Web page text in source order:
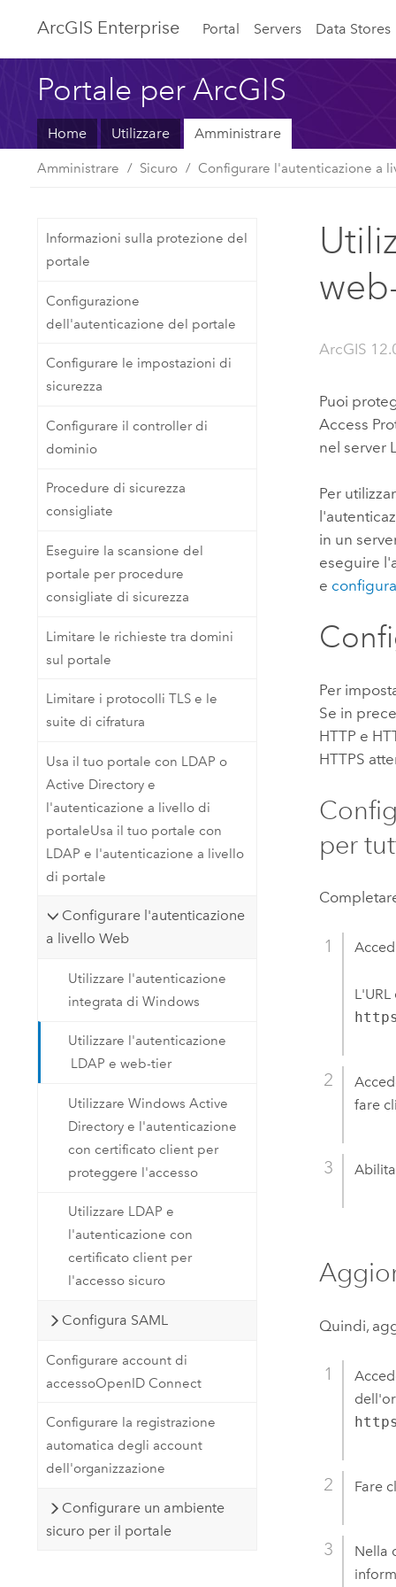
ArcGIS Enterprise Portal Servers Data Stores
Portale per ArcGIS
Home Utilizzare Amministrare
Amministrare Sicuro Configurare l'autenticazione a
Informazioni sulla protezione del
portale
Configurazione
dell'autenticazione del portale
Configurare le impostazioni di
sicurezza
Configurare il controller di
dominio
Procedure di sicurezza
consigliate
Eseguire la scansione del
portale per procedure
consigliate di sicurezza
Limitare le richieste tra domini
sul portale
Limitare i protocolli TLS e le
suite di cifratura
Usa il tuo portale con LDAP o
Active Directory e
l'autenticazione a livello di
portaleUsa il tuo portale con
LDAP e l'autenticazione a livello
di portale
Configurare l'autenticazione
a livello Web
Utilizzare l'autenticazione
integrata di Windows
Utilizzare l'autenticazione
LDAP e web-tier
Utilizzare Windows Active
Directory e l'autenticazione
con certificato client per
proteggere l'accesso
Utilizzare LDAP e
l'autenticazione con
certificato client per
l'accesso sicuro
Configura SAML
Configurare account di
accessoOpenID Connect
Configurare la registrazione
automatica degli account
dell'organizzazione
Configurare un ambiente
sicuro per il portale
ArcGIS
Puoi
Access
nel server
Per
in un
eseguire
e
Per
Se in
HTTP e
HTTPS
per
fare
Quindi,
Fare
Nella